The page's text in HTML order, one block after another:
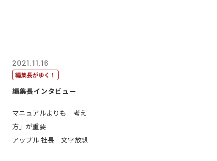
2021.11.16
編集長がゆく！
編集長インタビュー
マニュアルよりも「考え
方」が重要
アップル 社長 文字放想